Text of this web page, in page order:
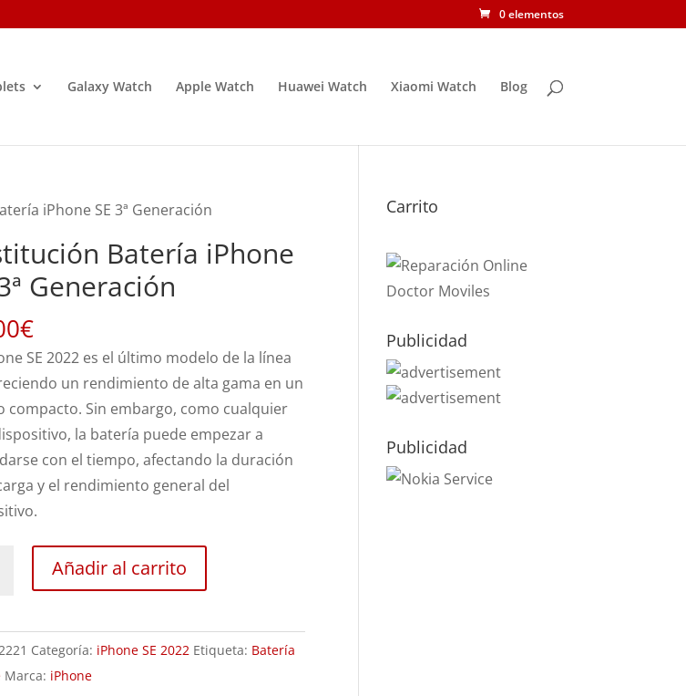
0 elementos
Galaxy Watch Apple Watch Huawei Watch Xiaomi Watch Blog
iPhone SE 3ª Generación
Batería iPhone
Generación
€
SE 2022 es el último modelo de la línea
un rendimiento de alta gama en un
compacto. Sin embargo, como cualquier
la batería puede empezar a
con el tiempo, afectando la duración
y el rendimiento general del
Añadir al carrito
Categoría: iPhone SE 2022 Etiqueta: Batería
Marca: iPhone
Carrito
Publicidad
Publicidad